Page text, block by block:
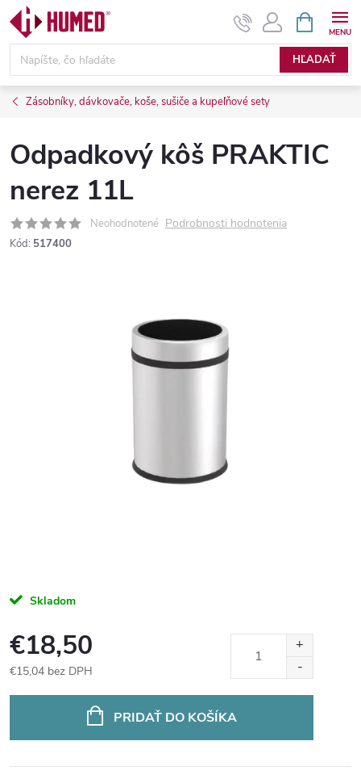
Prejsť
obsah
HĽADAŤ
KOŠÍK
Zásobníky, dávkovače, koše, sušiče a kupeľňové sety
Odpadkový kôš PRAKTIC
nerez 11L
Neohodnotené Podrobnosti hodnotenia
Kód: 517400
Skladom
€18,50
€15,04 bez DPH
PRIDAŤ DO KOŠÍKA